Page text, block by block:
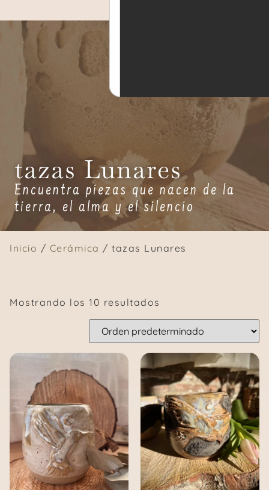
tazas Lunares
Encuentra piezas que nacen de la
tierra, el alma y el silencio
Inicio / Cerámica / tazas Lunares
Mostrando los 10 resultados